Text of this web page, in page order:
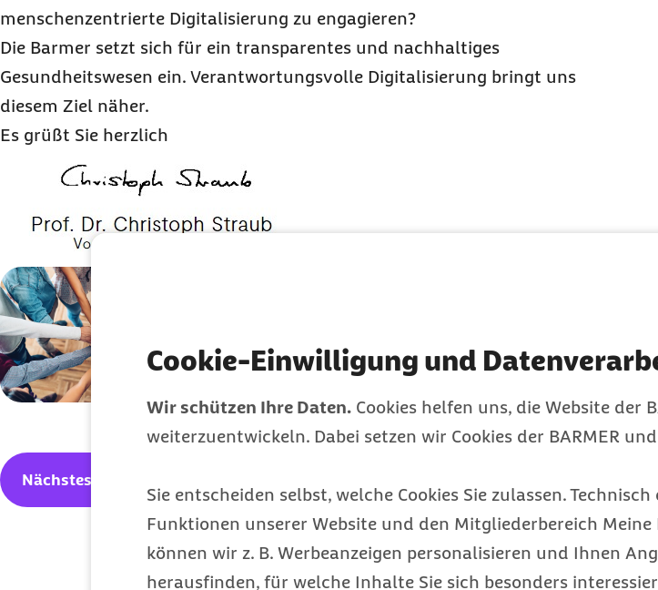
Cookie-Einwilligung und
Wir schützen Ihre Daten. Cookies helfen uns, die Website der
weiterzuentwickeln. Dabei setzen wir Cookies der BARMER
Sie entscheiden selbst, welche Cookies Sie zulassen.
Funktionen unserer Website und den Mitgliederbereich Meine
können wir z. B. Werbeanzeigen personalisieren und Ihnen
herausfinden, für welche Inhalte Sie sich besonders
menschenzentrierte Digitalisierung zu engagieren?
Die Barmer setzt sich für ein transparentes und nachhaltiges
Gesundheitswesen ein. Verantwortungsvolle Digitalisierung bringt uns
diesem Ziel näher.
Es grüßt Sie herzlich
Richtung Zukunft
Ein Gespräch mit DigiCoachin
undChief Digital OfficerMarek Rydzewski.
Nächstes Thema